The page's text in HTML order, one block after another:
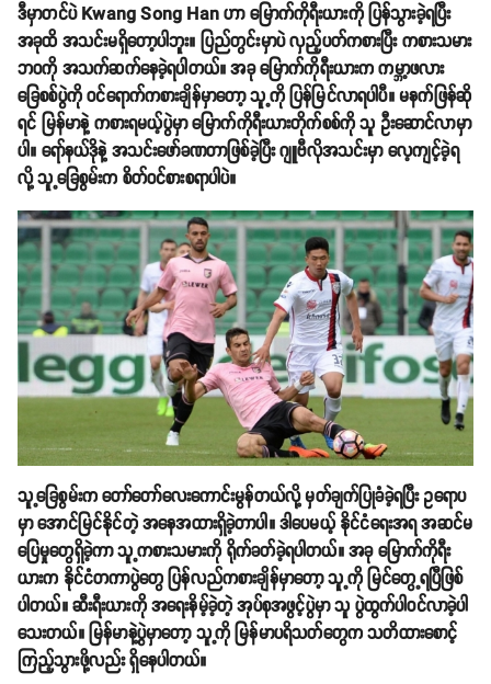
ဒီမှာတင်ပဲ Kwang Song Han ဟာ မြောက်ကိုရီးယားကို ပြန်သွားခဲ့ရပြီး
အခုထိ အသင်းမရှိတော့ပါဘူး။ ပြည်တွင်းမှာပဲ လှည့်ပတ်ကစားပြီး ကစားသမား
ဘ၀ကို အသက်ဆက်နေခဲ့ရပါတယ်။ အခု မြောက်ကိုရီးယားက ကမ္ဘာ့ဖလား
ခြေစစ်ပွဲကို ဝင်ရောက်ကစားချိန်မှာတော့ သူ့ကို ပြန်မြင်လာရပါ​ပီ။ မနက်ဖြန်ဆို
ရင် မြန်မာနဲ့ ကစားရမယ့်ပွဲမှာ မြောက်ကိုရီးယားတိုက်စစ်ကို သူ ဦးဆောင်လာမှာ
ပါ။ ရော်နယ်ဒိုနဲ့ အသင်းဖော်ခဏတာဖြစ်ခဲ့ပြီး ဂျူဗီလိုအသင်းမှာ လေ့ကျင့်ခဲ့ရ
လို့ သူ့ခြေစွမ်းက စိတ်ဝင်စားစရာပါပဲ။
သူ့ခြေစွမ်းက တော်တော်လေးကောင်းမွန်တယ်လို့ မှတ်ချက်ပြုခံခဲ့ရပြီး ဥရောပ
မှာ အောင်မြင်နိုင်တဲ့ အနေအထားရှိခဲ့တာပါ။ ဒါပေမယ့် နိုင်ငံရေးအရ အဆင်မ
ပြေမှုတွေရှိခဲ့ကာ သူ့ကစားသမားကို ရိုက်ခတ်ခဲ့ရပါတယ်။ အခု မြောက်ကိုရီး
ယားက နိုင်ငံတကာပွဲတွေ ပြန်လည်ကစားချိန်မှာတော့ သူ့ကို မြင်တွေ့ရပြီဖြစ်
ပါတယ်။ ဆီးရီးယားကို အရေးနိမ့်ခဲ့တဲ့ အုပ်စုအဖွင့်ပွဲမှာ သူ ပွဲထွက်ပါဝင်လာခဲ့ပါ
သေးတယ်။ မြန်မာနဲ့ပွဲမှာတော့ သူ့ကို မြန်မာပရိသတ်တွေက သတိထားစောင့်
ကြည့်သွားဖို့လည်း ရှိနေပါတယ်။